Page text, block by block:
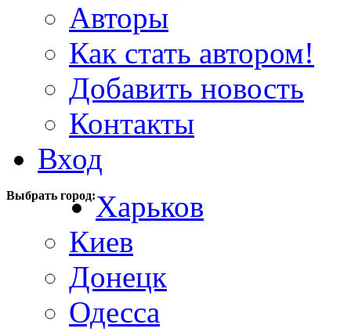
Авторы
Как стать автором!
Добавить новость
Контакты
Вход
Выбрать город:Харьков
Киев
Донецк
Одесса